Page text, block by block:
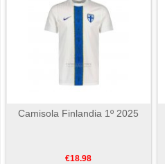
Camisola Finlandia 1º 2025
€18.98